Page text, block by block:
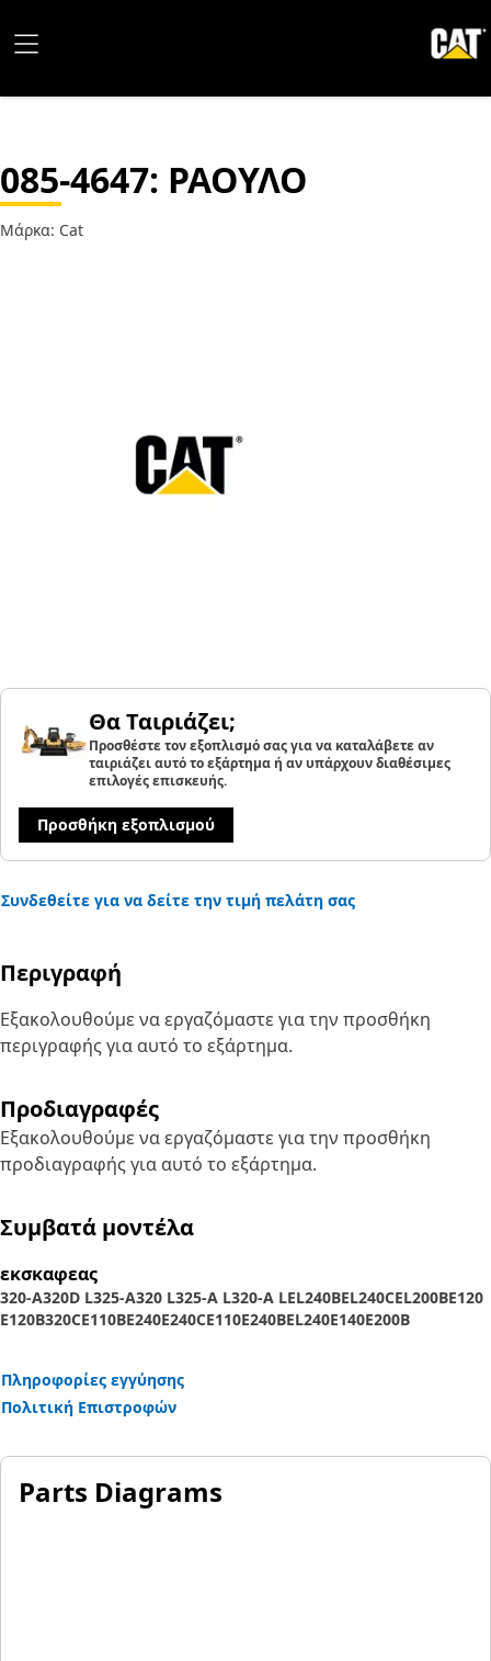
085-4647: ΡΑΟΥΛΟ
Μάρκα: Cat
Θα Ταιριάζει;
Προσθέστε τον εξοπλισμό σας για να καταλάβετε αν
ταιριάζει αυτό το εξάρτημα ή αν υπάρχουν διαθέσιμες
επιλογές επισκευής.
Προσθήκη εξοπλισμού
Συνδεθείτε για να δείτε την τιμή πελάτη σας
Περιγραφή
Εξακολουθούμε να εργαζόμαστε για την προσθήκη
περιγραφής για αυτό το εξάρτημα.
Προδιαγραφές
Εξακολουθούμε να εργαζόμαστε για την προσθήκη
προδιαγραφής για αυτό το εξάρτημα.
Συμβατά μοντέλα
εκσκαφεας
320-A320D L325-A320 L325-A L320-A LEL240BEL240CEL200BE120
E120B320CE110BE240E240CE110E240BEL240E140E200B
Πληροφορίες εγγύησης
Πολιτική Επιστροφών
Parts Diagrams